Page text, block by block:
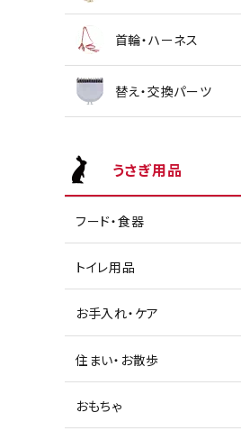
首輪・ハーネス
替え・交換パーツ
うさぎ用品
フード・食器
トイレ用品
お手入れ・ケア
住まい・お散歩
おもちゃ